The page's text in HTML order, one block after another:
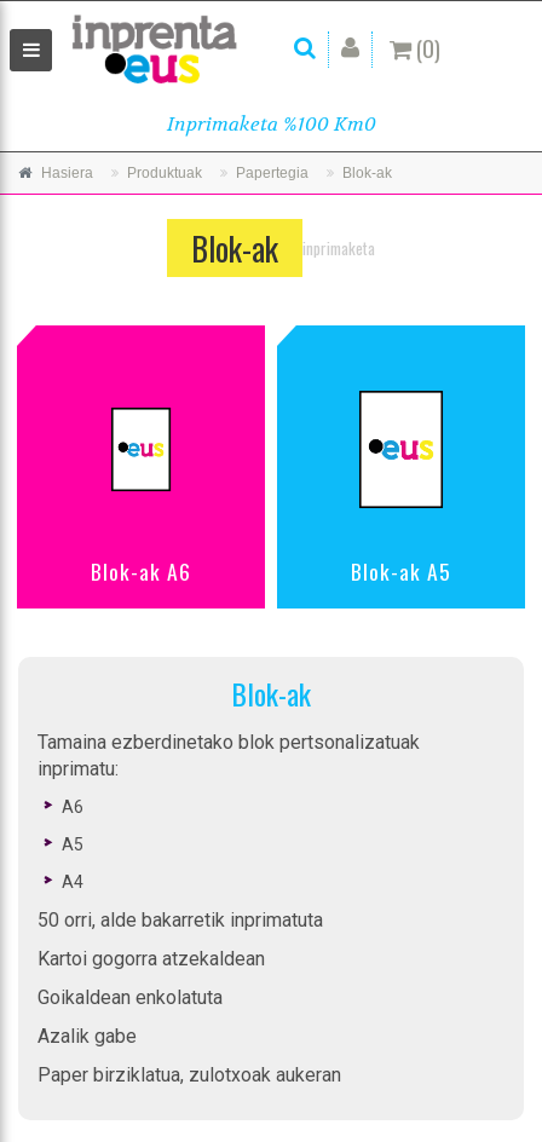
(0)
Inprimaketa %100 Km0
Hasiera Produktuak Papertegia Blok-ak
Blok-ak inprimaketa
Blok-ak A6 Blok-ak A5
Blok-ak
Tamaina ezberdinetako blok pertsonalizatuak
inprimatu:
A6
A5
A4
50 orri, alde bakarretik inprimatuta
Kartoi gogorra atzekaldean
Goikaldean enkolatuta
Azalik gabe
Paper birziklatua, zulotxoak aukeran